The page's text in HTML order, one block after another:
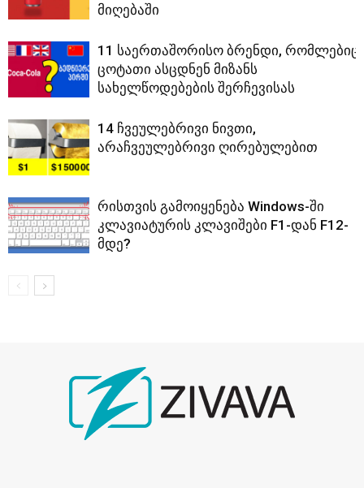
მიღებაში
11 საერთაშორისო ბრენდი, რომლებიც
ცოტათი ასცდნენ მიზანს
სახელწოდებების შერჩევისას
14 ჩვეულებრივი ნივთი,
არაჩვეულებრივი ღირებულებით
რისთვის გამოიყენება Windows-ში
კლავიატურის კლავიშები F1-დან F12-
მდე?